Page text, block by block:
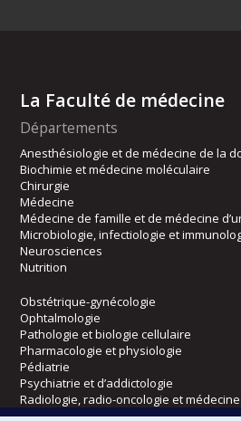
La Faculté de médecine
Départements
Anesthésiologie et de médecine de la
Biochimie et médecine moléculaire
Chirurgie
Médecine
Médecine de famille et de médecine
Microbiologie, infectiologie et
Neurosciences
Nutrition
Obstétrique-gynécologie
Ophtalmologie
Pathologie et biologie cellulaire
Pharmacologie et physiologie
Pédiatrie
Psychiatrie et d’addictologie
Radiologie, radio-oncologie et